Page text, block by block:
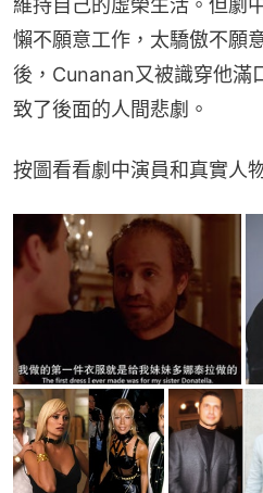
維持自己的虛榮生活。但劇
懶不願意工作，太驕傲不願
後，Cunanan又被識穿他滿
致了後面的人間悲劇。
按圖看看劇中演員和真實人